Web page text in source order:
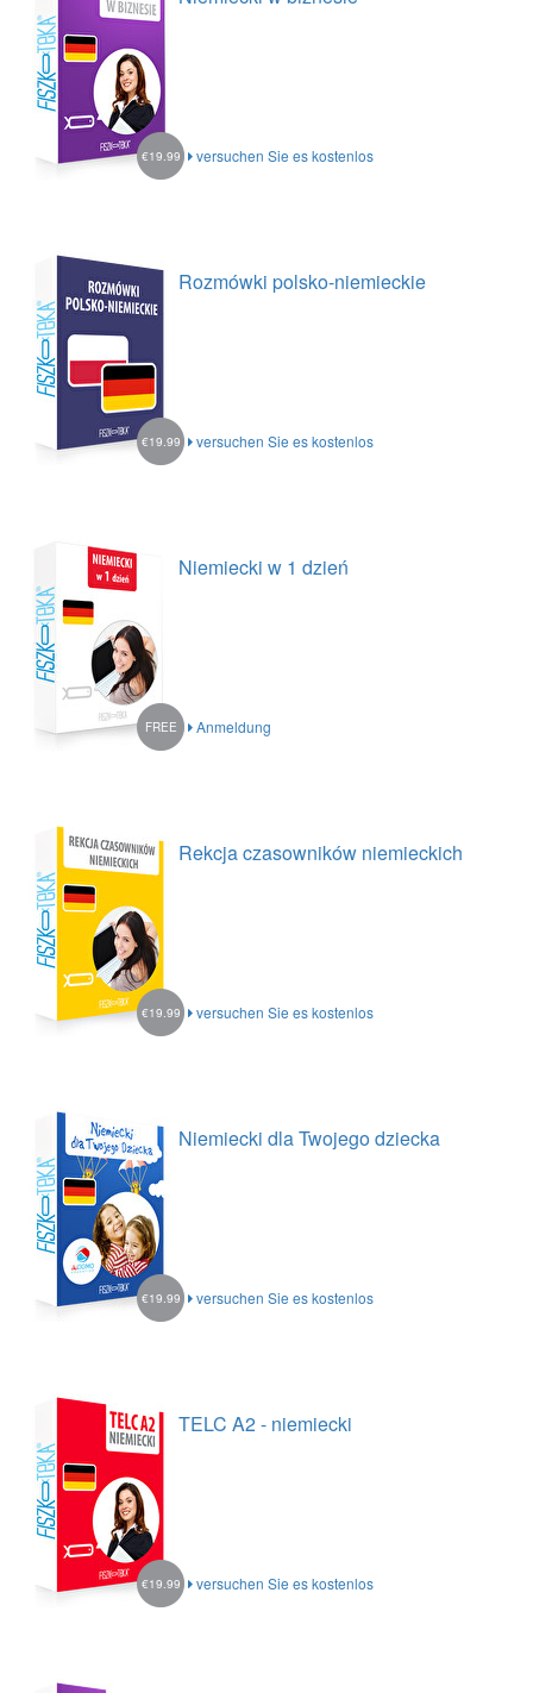
versuchen Sie es kostenlos
€19.99
Rozmówki polsko-niemieckie
versuchen Sie es kostenlos
€19.99
Niemiecki w 1 dzień
Anmeldung
FREE
Rekcja czasowników niemieckich
versuchen Sie es kostenlos
€19.99
Niemiecki dla Twojego dziecka
versuchen Sie es kostenlos
€19.99
TELC A2 - niemiecki
versuchen Sie es kostenlos
€19.99